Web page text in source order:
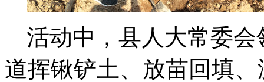
活动中，县人大常委
道挥锹铲土、放苗回填